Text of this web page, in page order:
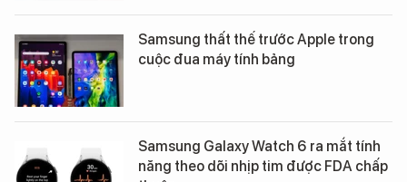
Samsung thất thế trước Apple trong
cuộc đua máy tính bảng
Samsung Galaxy Watch 6 ra mắt tính
năng theo dõi nhịp tim được FDA chấp